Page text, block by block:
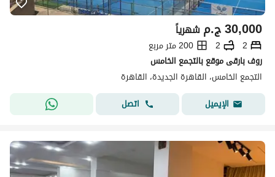
ج.م30,000 شهرياً
2
2
200 متر مربع
روف بارقى موقع بالتجمع الخامس
التجمع الخامس، القاهرة الجديدة، القاهرة
الإيميل
اتصل